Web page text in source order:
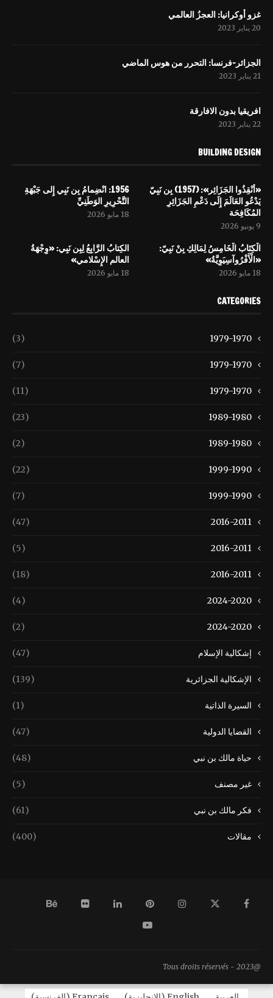
غزو أوكرانيا: العجزُ العالمي
20 يناير 2023
الجزائر-فرنسا: التحرر من هوس الماضي
21 يناير 2023
افریقيا بدون الافارقة
22 يناير 2023
BUILDING DESIGN
«أَنْقِذُوا الجَزَائِر»: (1957) بِن نَبِيّ
يَدْعُو العَالَمَ إِلَى دَعْمِ الجَزَائِرِ
المُكَافِحَة
9 يونيو 2026
1956: انْضِمامُ بِن نَبِي إِلى جَبْهَةِ
التَّحْرِيرِ الوَطَنِيِّ
18 مايو 2026
الْكِتَابُ الْخَامِسُ لِمَالِكِ بِنْ نَبِيّ:
«الْأَفْرُوآسِيَوِيَّةُ»
18 مايو 2026
الكِتابُ الرَّابِعُ لِبِن نَبِي: «وِجْهَةُ
العالم الإِسْلامي»
18 مايو 2026
CATEGORIES
1979-1970
(3)
1979-1970
(7)
1979-1970
(11)
1989-1980
(23)
1989-1980
(2)
1999-1990
(22)
1999-1990
(7)
2016-2011
(47)
2016-2011
(5)
2016-2011
(18)
2024-2020
(4)
2024-2020
(2)
إشكالية الإسلام (47)
الإشكالية الجزائرية (139)
السيرة الذاتية (1)
القضايا الدولية (47)
حياة مالك بن نبي (48)
غير مصنف (5)
فكر مالك بن نبي (61)
مقالات (400)
@2023 - Tous droits réservés